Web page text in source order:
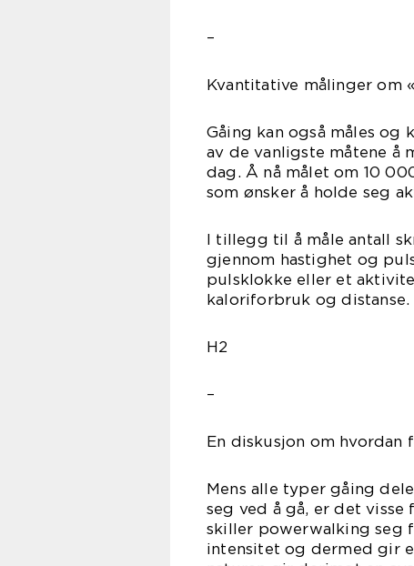
–
Kvantitative målinger om
Gåing kan også måles og
av de vanligste måtene å
dag. Å nå målet om 10
som ønsker å holde seg
I tillegg til å måle antall
gjennom hastighet og
pulsklokke eller et
kaloriforbruk og distanse.
H2
–
En diskusjon om hvordan
Mens alle typer gåing
seg ved å gå, er det
skiller powerwalking seg
intensitet og dermed gir